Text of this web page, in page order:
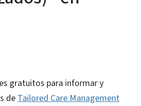
gratuitos para informar y
de Tailored Care Management